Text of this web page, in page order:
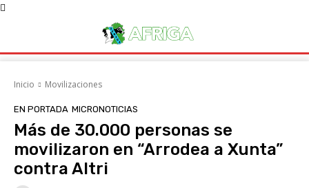
Inicio Movilizaciones
EN PORTADA MICRONOTICIAS
Más de 30.000 personas se
movilizaron en “Arrodea a Xunta”
contra Altri